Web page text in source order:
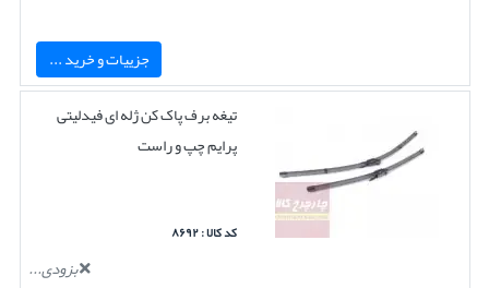
جزییات و خرید ...
تیغه برف پاک کن ژله ای فیدلیتی
پرایم چپ و راست
کد کالا : ۸۶۹۲
بزودی...